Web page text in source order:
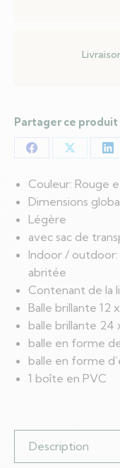
Couleur: Rouge
Dimensions
Légère
avec sac de
Indoor /
abritée
Contenant de la
Balle brillante 12
balle brillante 24
balle en forme
balle en forme
1 boîte en PVC
Partager ce produit
Partager
sur
Facebook
Partager
sur
X
Description